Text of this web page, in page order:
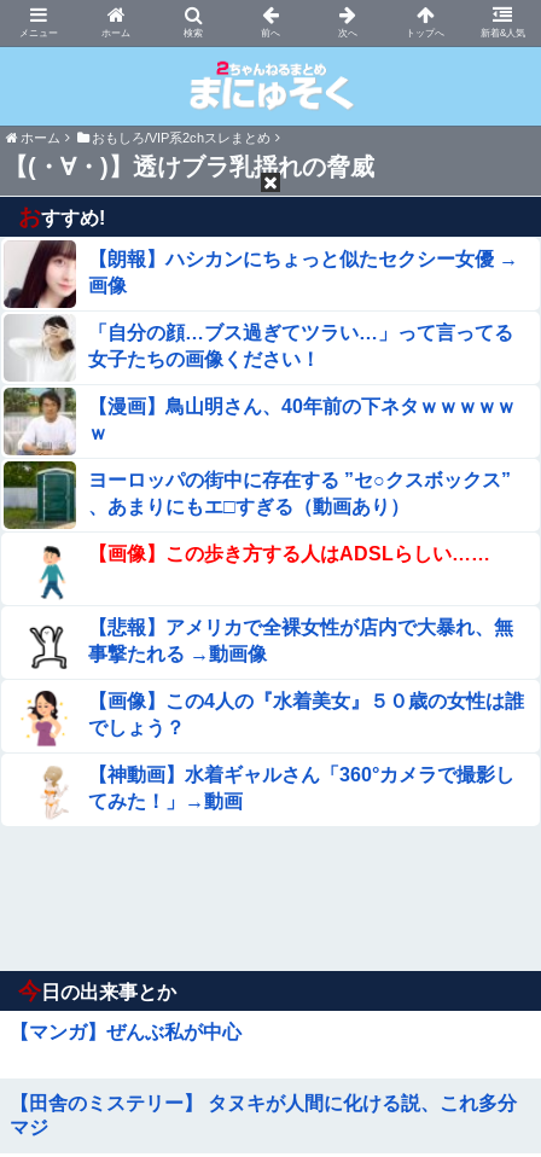
ホーム 新着&人気
まにゅそく 2chまとめニュース速報VIP
ホーム おもしろ/VIP系2chスレまとめ
【(・∀・)】透けブラ乳揺れの脅威
おすすめ!
【朗報】ハシカンにちょっと似たセクシー女優 →
画像
「自分の顔…ブス過ぎてツラい…」って言ってる
女子たちの画像ください！
【漫画】鳥山明さん、40年前の下ネタｗｗｗｗｗ
ｗ
ヨーロッパの街中に存在する ”セ○クスボックス”
、あまりにもエ□すぎる（動画あり）
【画像】この歩き方する人はADSLらしい……
【悲報】アメリカで全裸女性が店内で大暴れ、無
事撃たれる →動画像
【画像】この4人の『水着美女』５０歳の女性は誰
でしょう？
【神動画】水着ギャルさん「360°カメラで撮影し
てみた！」→動画
今 日の出来事とか
【マンガ】ぜんぶ私が中心
【田舎のミステリー】 タヌキが人間に化ける説、これ多分
マジ